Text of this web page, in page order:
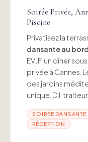
Soirée Privée,
Piscine
Privatisez la
dansante au
EVJF, un dîner
privée à Cannes.
des jardins
unique. DJ,
SOIRÉE DANSANTE
RÉCEPTION